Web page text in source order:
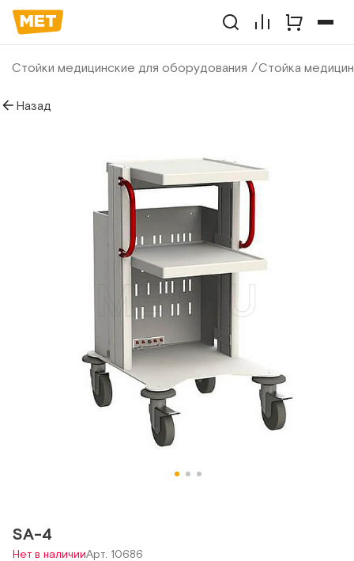
Стойки медицинские для оборудования Стойка
Назад
SA-4
Нет в наличииАрт. 10686